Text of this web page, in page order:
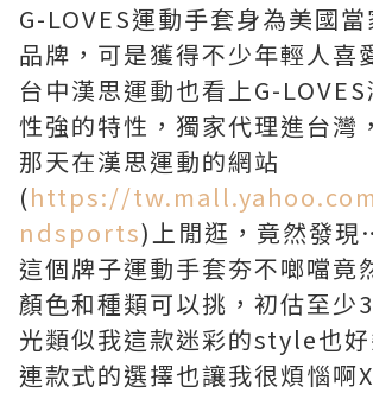
G-LOVES運動手套身為美國
品牌，可是獲得不少年輕人喜
台中漢思運動也看上G-
性強的特性，獨家代理進台灣，
那天在漢思運動的網站
(https://
ndsports)上閒逛，竟然發
這個牌子運動手套夯不啷噹竟
顏色和種類可以挑，初估至少
光類似我這款迷彩的style也
連款式的選擇也讓我很煩惱啊